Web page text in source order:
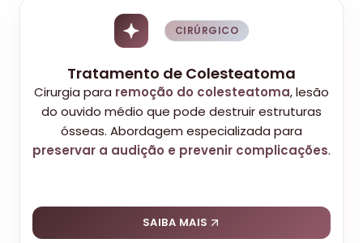
CIRÚRGICO
Tratamento de Colesteatoma
Cirurgia para remoção do colesteatoma, lesão
do ouvido médio que pode destruir estruturas
ósseas. Abordagem especializada para
preservar a audição e prevenir complicações.
SAIBA MAIS